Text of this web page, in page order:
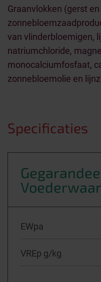
Graanvlokken (gerst
van vlinderbloemigen,
natriumchloride,
monocalciumfosfaat,
zonnebloemolie en
Speciﬁcaties
EWpa
VREp g/kg